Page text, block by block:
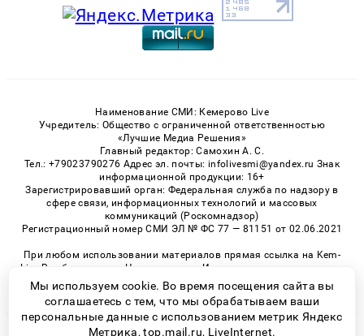
Наименование СМИ: Кемерово Live
Учредитель: Общество с ограниченной ответственностью
«Лучшие Медиа Решения»
Главный редактор: Самохин А. С.
Тел.: +79023790276 Адрес эл. почты: infolivesmi@yandex.ru Знак
информационной продукции: 16+
Зарегистрировавший орган: Федеральная служба по надзору в
сфере связи, информационных технологий и массовых
коммуникаций (Роскомнадзор)
Регистрационный номер СМИ ЭЛ № ФС 77 — 81151 от 02.06.2021
При любом использовании материалов прямая ссылка на Kem-
Live.Ru обязательна. Цитирование в Интернете возможно только
при наличии письменного разрешения.
Мы используем cookie. Во время посещения сайта вы
соглашаетесь с тем, что мы обрабатываем ваши
персональные данные с использованием метрик Яндекс
Метрика, top.mail.ru, LiveInternet.